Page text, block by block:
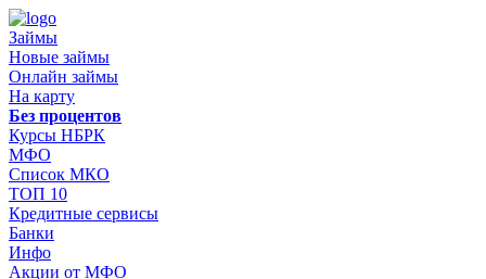
Займы
Новые займы
Онлайн займы
На карту
Без процентов
Курсы НБРК
МФО
Список МКО
ТОП 10
Кредитные сервисы
Банки
Инфо
Акции от МФО